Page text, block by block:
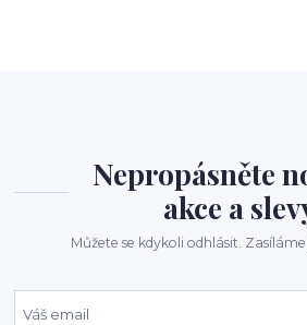
Nepropásněte
akce a
Můžete se kdykoli odhlásit. Zasíláme